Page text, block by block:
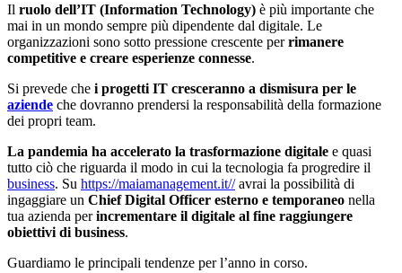
Il ruolo dell’IT (Information Technology) è più importante che
mai in un mondo sempre più dipendente dal digitale. Le
organizzazioni sono sotto pressione crescente perrimanere
competitive e creare esperienze connesse.
Si prevede che i progetti IT cresceranno a dismisura per le
aziende che dovranno prendersi la responsabilità della formazione
dei propri team.
La pandemia ha accelerato la trasformazione digitale e quasi
tutto ciò che riguarda il modo in cui la tecnologia fa progredire il
business. Su https://maiamanagement.it//avrai la possibilità di
ingaggiare un Chief Digital Officer esterno e temporaneo nella
tua azienda perincrementare il digitale al fine raggiungere
obiettivi di business.
Guardiamo le principali tendenze per l’anno in corso.